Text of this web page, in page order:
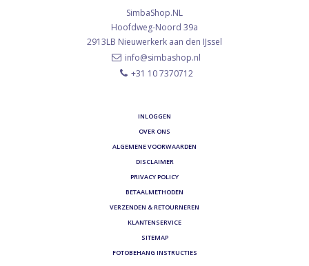
SimbaShop.NL
Hoofdweg-Noord 39a
2913LB Nieuwerkerk aan den IJssel
info@simbashop.nl
+31 10 7370712
INLOGGEN
OVER ONS
ALGEMENE VOORWAARDEN
DISCLAIMER
PRIVACY POLICY
BETAALMETHODEN
VERZENDEN & RETOURNEREN
KLANTENSERVICE
SITEMAP
FOTOBEHANG INSTRUCTIES